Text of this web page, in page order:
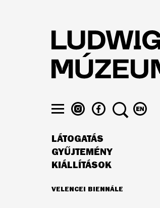
láthatósága
LUDWIG
MÚZEUM
INSTAGRAMON
LUDWIG
MÚZEUM
FACEBOOK-
ON
KERESÉSVÁLTÁS
ENGLISH
FŐ
NAVIGÁCIÓ
LÁTOGATÁS
GYŰJTEMÉNY
KIÁLLÍTÁSOK
VELENCEI BIENNÁLE